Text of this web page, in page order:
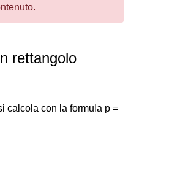
rettangolo
calcola con la formula p =